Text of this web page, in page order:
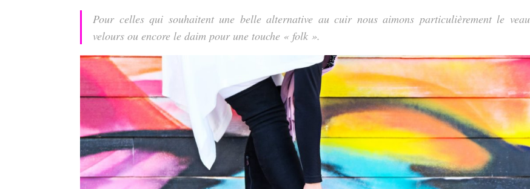
Pour celles qui souhaitent une belle alternative au cuir nous aimons particulièrement le veau
velours ou encore le daim pour une touche « folk ».